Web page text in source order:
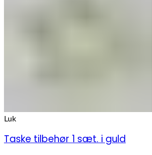
Luk
Taske tilbehør 1 sæt. i guld